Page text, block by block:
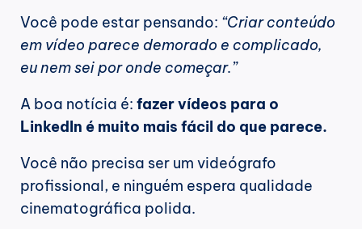
Você pode estar pensando: “Criar conteúdo
em vídeo parece demorado e complicado,
eu nem sei por onde começar.”
A boa notícia é: fazer vídeos para o
LinkedIn é muito mais fácil do que parece.
Você não precisa ser um videógrafo
profissional, e ninguém espera qualidade
cinematográfica polida.